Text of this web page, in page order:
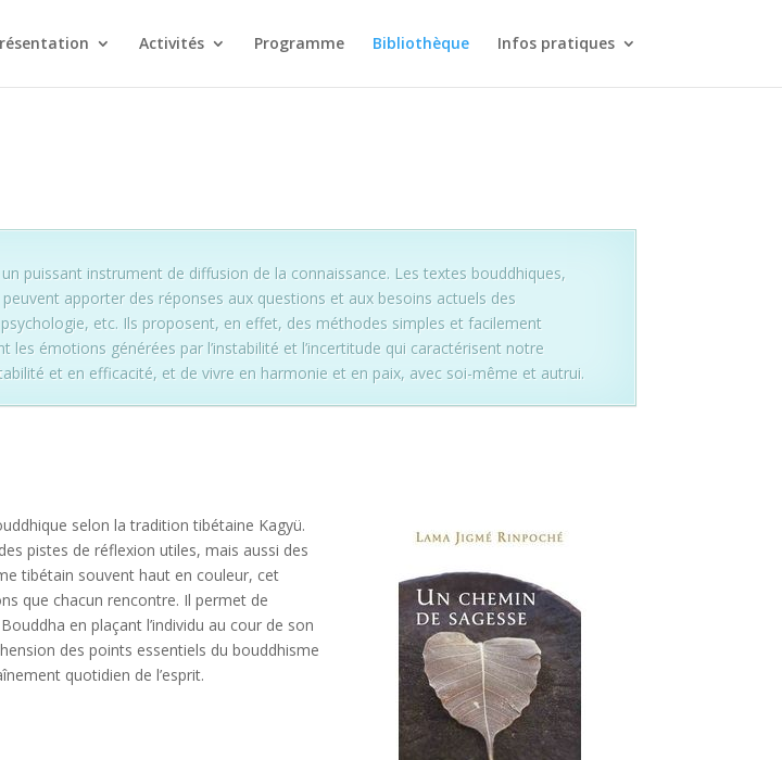
Activités Programme Bibliothèque Infos pratiques
puissant instrument de diffusion de la connaissance. Les textes bouddhiques,
apporter des réponses aux questions et aux besoins actuels des
etc. Ils proposent, en effet, des méthodes simples et facilement
émotions générées par l’instabilité et l’incertitude qui caractérisent notre
et en efficacité, et de vivre en harmonie et en paix, avec soi-même et autrui.
selon la tradition tibétaine Kagyü.
pistes de réflexion utiles, mais aussi des
tibétain souvent haut en couleur, cet
que chacun rencontre. Il permet de
en plaçant l’individu au cour de son
des points essentiels du bouddhisme
quotidien de l’esprit.